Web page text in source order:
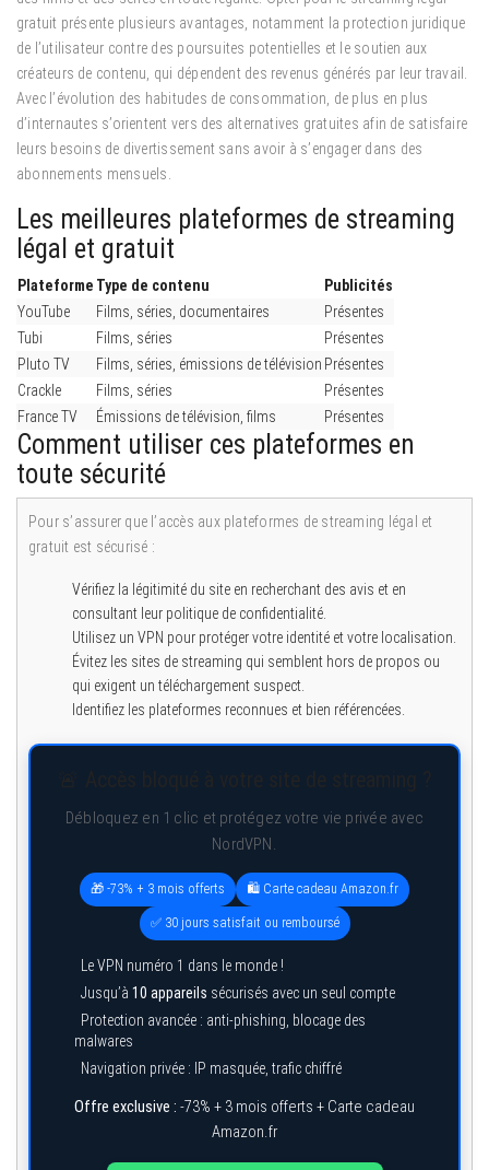
gratuit présente plusieurs avantages, notamment la protection juridique
de l’utilisateur contre des poursuites potentielles et le soutien aux
créateurs de contenu, qui dépendent des revenus générés par leur travail.
Avec l’évolution des habitudes de consommation, de plus en plus
d’internautes s’orientent vers des alternatives gratuites afin de satisfaire
leurs besoins de divertissement sans avoir à s’engager dans des
abonnements mensuels.
Les meilleures plateformes de streaming
légal et gratuit
Plateforme Type de contenu
Publicités
YouTube
Films, séries, documentaires
Présentes
Tubi
Films, séries
Présentes
Pluto TV
Films, séries, émissions de télévision Présentes
Crackle
Films, séries
Présentes
France TV
Émissions de télévision, films Présentes
Comment utiliser ces plateformes en
toute sécurité
Pour s’assurer que l’accès aux plateformes de streaming légal et
gratuit est sécurisé :
Vérifiez la légitimité du site en recherchant des avis et en
consultant leur politique de confidentialité.
Utilisez un VPN pour protéger votre identité et votre localisation.
Évitez les sites de streaming qui semblent hors de propos ou
qui exigent un téléchargement suspect.
Identifiez les plateformes reconnues et bien référencées.
Débloquez en 1 clic et protégez votre vie privée avec
NordVPN.
🎁 -73% + 3 mois offerts 🛍️ Carte cadeau Amazon.fr
✅ 30 jours satisfait ou remboursé
Le VPN numéro 1 dans le monde !
Jusqu’à 10 appareils sécurisés avec un seul compte
Protection avancée : anti-phishing, blocage des
malwares
Navigation privée : IP masquée, trafic chiffré
Offre exclusive : -73% + 3 mois offerts + Carte cadeau
Amazon.fr